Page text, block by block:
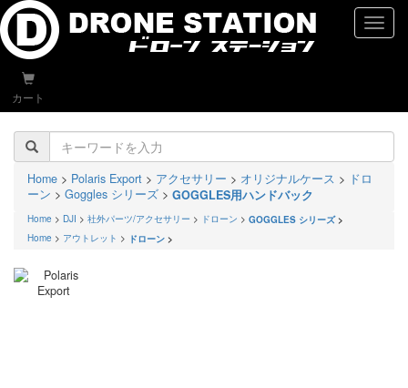
カート
Home > Polaris Export > アクセサリー > オリジナルケース > ドロ
ーン > Goggles シリーズ > GOGGLES用ハンドバック
Home > DJI > 社外パーツ/アクセサリー > ドローン > GOGGLES シリーズ >
Home > アウトレット > ドローン >